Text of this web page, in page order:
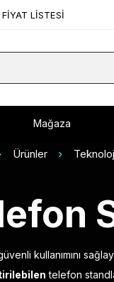
LİSTESİ
Mağaza
Ürünler
kullanımını
telefon